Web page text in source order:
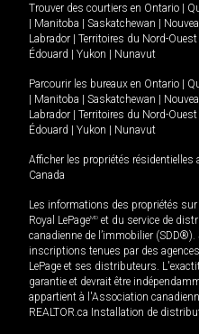
Trouver des courtiers en Ontario |
| Manitoba | Saskatchewan |
Labrador | Territoires du Nord-Ouest
Édouard | Yukon | Nunavut
Parcourir les bureaux en Ontario |
| Manitoba | Saskatchewan |
Labrador | Territoires du Nord-Ouest
Édouard | Yukon | Nunavut
Afficher les propriétés résidentielles
Canada
Les informations des propriétés
Royal LePageMD et du service de
canadienne de l’immobilier (SDD®).
inscriptions tenues par des
LePage et ses distributeurs.
garantie et devrait être
appartient à l'Association
REALTOR.ca Installation de